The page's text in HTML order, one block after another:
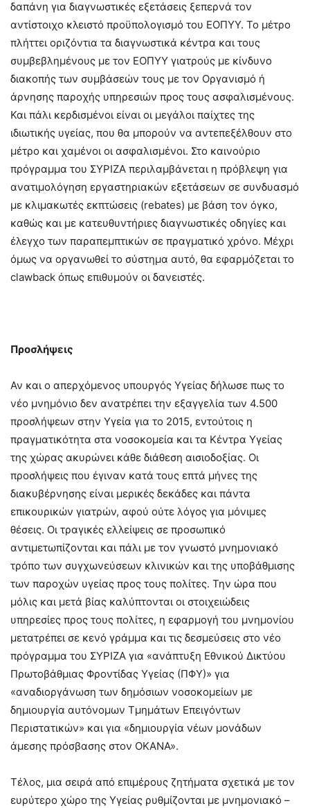
δαπάνη για διαγνωστικές εξετάσεις ξεπερνά τον
αντίστοιχο κλειστό προϋπολογισμό του ΕΟΠΥΥ. Το μέτρο
πλήττει οριζόντια τα διαγνωστικά κέντρα και τους
συμβεβλημένους με τον ΕΟΠΥΥ γιατρούς με κίνδυνο
διακοπής των συμβάσεών τους με τον Οργανισμό ή
άρνησης παροχής υπηρεσιών προς τους ασφαλισμένους.
Και πάλι κερδισμένοι είναι οι μεγάλοι παίχτες της
ιδιωτικής υγείας, που θα μπορούν να αντεπεξέλθουν στο
μέτρο και χαμένοι οι ασφαλισμένοι. Στο καινούριο
πρόγραμμα του ΣΥΡΙΖΑ περιλαμβάνεται η πρόβλεψη για
ανατιμολόγηση εργαστηριακών εξετάσεων σε συνδυασμό
με κλιμακωτές εκπτώσεις (rebates) με βάση τον όγκο,
καθώς και με κατευθυντήριες διαγνωστικές οδηγίες και
έλεγχο των παραπεμπτικών σε πραγματικό χρόνο. Μέχρι
όμως να οργανωθεί το σύστημα αυτό, θα εφαρμόζεται το
clawback όπως επιθυμούν οι δανειστές.
Προσλήψεις
Αν και ο απερχόμενος υπουργός Υγείας δήλωσε πως το
νέο μνημόνιο δεν ανατρέπει την εξαγγελία των 4.500
προσλήψεων στην Υγεία για το 2015, εντούτοις η
πραγματικότητα στα νοσοκομεία και τα Κέντρα Υγείας
της χώρας ακυρώνει κάθε διάθεση αισιοδοξίας. Οι
προσλήψεις που έγιναν κατά τους επτά μήνες της
διακυβέρνησης είναι μερικές δεκάδες και πάντα
επικουρικών γιατρών, αφού ούτε λόγος για μόνιμες
θέσεις. Οι τραγικές ελλείψεις σε προσωπικό
αντιμετωπίζονται και πάλι με τον γνωστό μνημονιακό
τρόπο των συγχωνεύσεων κλινικών και της υποβάθμισης
των παροχών υγείας προς τους πολίτες. Την ώρα που
μόλις και μετά βίας καλύπτονται οι στοιχειώδεις
υπηρεσίες προς τους πολίτες, η εφαρμογή του μνημονίου
μετατρέπει σε κενό γράμμα και τις δεσμεύσεις στο νέο
πρόγραμμα του ΣΥΡΙΖΑ για «ανάπτυξη Εθνικού Δικτύου
Πρωτοβάθμιας Φροντίδας Υγείας (ΠΦΥ)» για
«αναδιοργάνωση των δημόσιων νοσοκομείων με
δημιουργία αυτόνομων Τμημάτων Επειγόντων
Περιστατικών» και για «δημιουργία νέων μονάδων
άμεσης πρόσβασης στον ΟΚΑΝΑ».
Τέλος, μια σειρά από επιμέρους ζητήματα σχετικά με τον
ευρύτερο χώρο της Υγείας ρυθμίζονται με μνημονιακό –